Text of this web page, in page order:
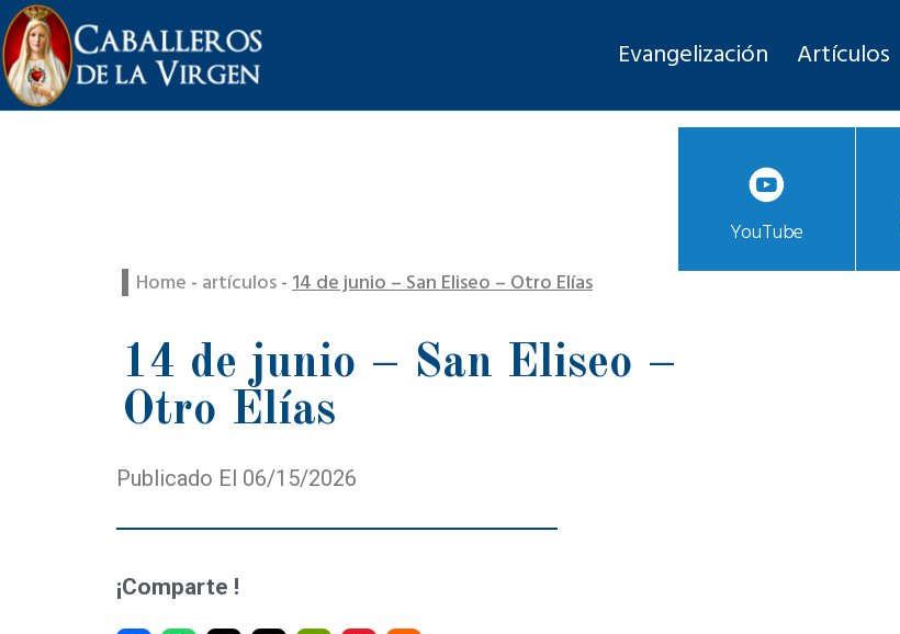
Evangelización Artículos
YouTube
Home - artículos -14 de junio – San Eliseo – Otro Elías
14 de junio – San Eliseo –
Otro Elías
Publicado El 06/15/2026
¡Comparte !